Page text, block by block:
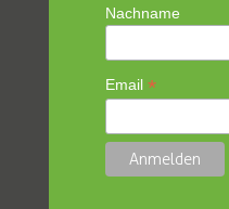
Nachname
Email*